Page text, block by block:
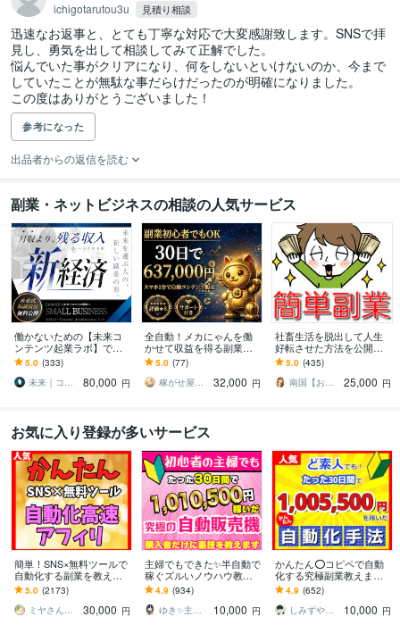
ichigotarutou3u 見積り相談
迅速なお返事と、とても丁寧な対応で大変感謝致します。SNSで拝
見し、勇気を出して相談してみて正解でした。
悩んでいた事がクリアになり、何をしないといけないのか、今まで
していたことが無駄な事だらけだったのが明確になりました。
この度はありがとうございました！
参考になった
出品者からの返信を読む
副業・ネットビジネスの相談の人気サービス
働かないための【未来コ
ンテンツ起業ラボ】であ
ります 初心者副業→スモ
ール起業×実践AIスキル獲
得／自動／スマホ
5.0 (333)
未来｜コンテンツ起業ラボ
80,000 円
全自動！メカにゃんを働
かせて収益を得る副業教
えます スマホ１台｜超初
心者向け｜放置型副業｜
自動コンテンツ販売
5.0 (77)
稼がせ屋まさる｜プロマーケター｜２冠達成
32,000 円
社畜生活を脱出して人生
好転させた方法を公開し
ます ツールで自動化→底
辺人生から解放されて理
想の生活♪
5.0 (435)
南国【おうち副業で月収100万】
25,000 円
お気に入り登録が多いサービス
簡単！SNS×無料ツールで
自動化する副業を教えま
す 【マンツーマンサポー
ト】3ステップ作業！仕組
みを増産で加速化
5.0 (2173)
ミヤさん【ネットで月収450万円達成】
30,000 円
主婦でもできた✨半自動で
稼ぐズルいノウハウ教え
ます 3ステップで作成可
能！ほぼ放置で稼ぐ前代
未聞のおすすめ副業！
4.9 (934)
ゆき✨主婦でも月収100万円✨
10,000 円
かんたん⭕️コピペで自動
化する究極副業教えます
超ずるい⚠️スキル経験ゼ
ロでもできる新世代の手
法【超入門編】
4.9 (652)
しみずや＠自動化月収100万円
10,000 円